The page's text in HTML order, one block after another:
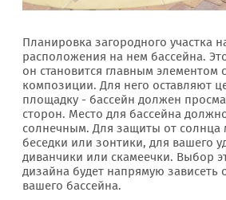
Планировка загородного участка
расположения на нем бассейна.
он становится главным элементом
композиции. Для него оставляют
площадку - бассейн должен
сторон. Место для бассейна
солнечным. Для защиты от солнца
беседки или зонтики, для вашего
диванчики или скамеечки. Выбор
дизайна будет напрямую зависеть
вашего бассейна.